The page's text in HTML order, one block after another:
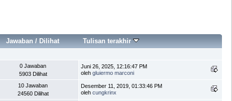
Jawaban / Dilihat Tulisan terakhir
0 Jawaban
5903 Dilihat
Juni 26, 2025, 12:16:47 PM
oleh gluiermo marconi
10 Jawaban
24560 Dilihat
Desember 11, 2019, 01:33:46 PM
oleh cungkrinx